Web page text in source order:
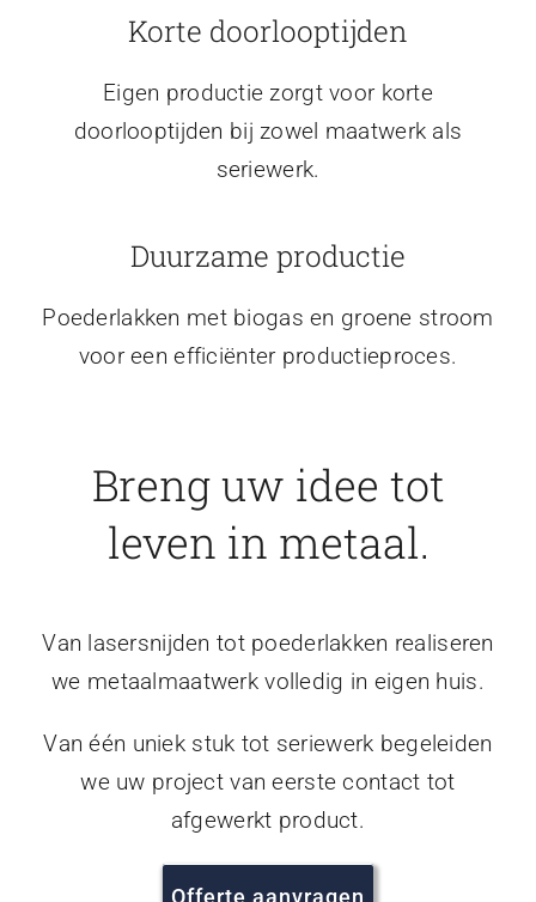
Korte doorlooptijden
Eigen productie zorgt voor korte
doorlooptijden bij zowel maatwerk als
seriewerk.
Duurzame productie
Poederlakken met biogas en groene stroom
voor een efficiënter productieproces.
Breng uw idee tot
leven in metaal.
Van lasersnijden tot poederlakken realiseren
we metaalmaatwerk volledig in eigen huis.
Van één uniek stuk tot seriewerk begeleiden
we uw project van eerste contact tot
afgewerkt product.
Offerte aanvragen